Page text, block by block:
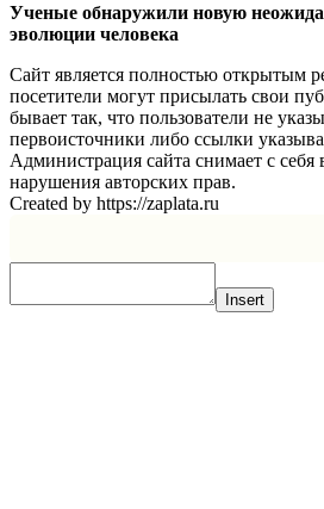
Ученые обнаружили новую
эволюции человека
Сайт является полностью открытым
посетители могут присылать свои
бывает так, что пользователи не
первоисточники либо ссылки
Администрация сайта снимает с себя
нарушения авторских прав.
Created by https://zaplata.ru
Insert